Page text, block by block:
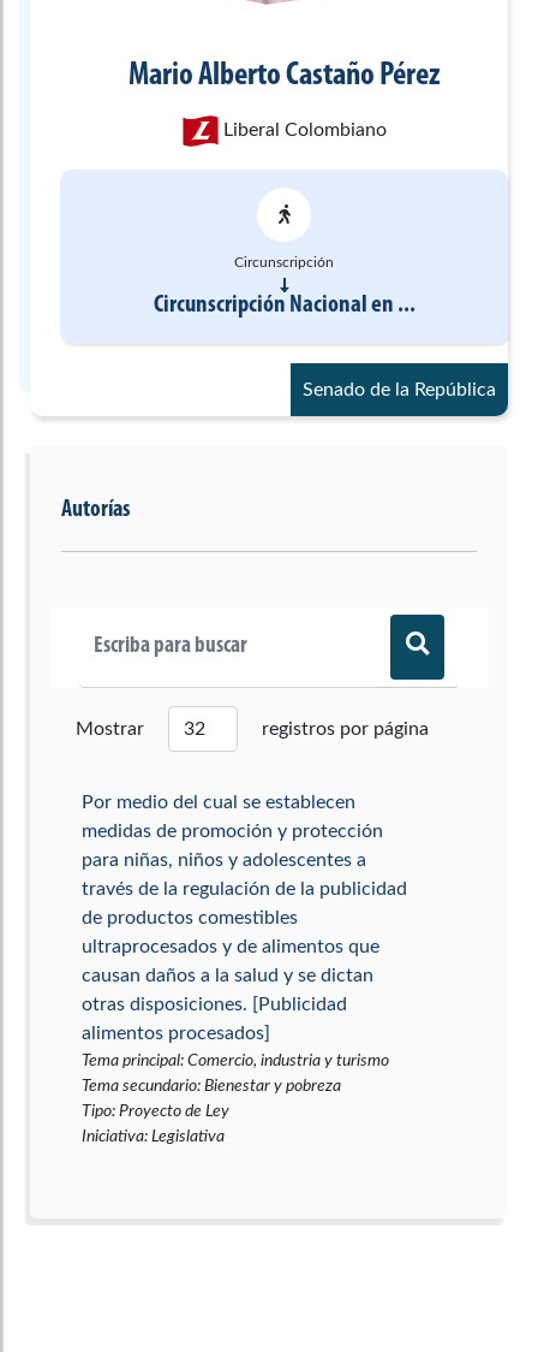
Mario AlbertoCastaño Pérez
Liberal Colombiano
Circunscripción
Circunscripción Nacional en ...
Senado de la República
Autorías
Mostrar registros por página
Por medio del cual se establecen
medidas de promoción y protección
para niñas, niños y adolescentes a
través de la regulación de la publicidad
de productos comestibles
ultraprocesados y de alimentos que
causan daños a la salud y se dictan
otras disposiciones. [Publicidad
alimentos procesados]
Tema principal: Comercio, industria y turismo
Tema secundario: Bienestar y pobreza
Tipo: Proyecto de Ley
Iniciativa: Legislativa